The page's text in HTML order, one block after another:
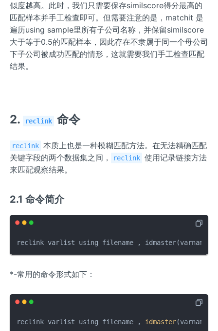
似度越高。此时，我们只需要保存similscore得分最高的
匹配样本并手工检查即可。但需要注意的是，matchit 是
遍历using sample里所有子公司名称，并保留similscore
大于等于0.5的匹配样本，因此存在不隶属于同一个母公司
下子公司被成功匹配的情形，这就需要我们手工检查匹配
结果。
2. reclink 命令
reclink 本质上也是一种模糊匹配方法。在无法精确匹配
关键字段的两个数据集之间，
reclink 使用记录链接方法
来匹配观察结果。
2.1 命令简介
reclink varlist using filename , idmaster(varname)
*-常用的命令形式如下：
reclink varlist using filename , idmaster(varname)